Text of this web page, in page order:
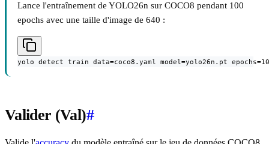
Lance l'entraînement de YOLO26n sur COCO8 pendant 100
epochs avec une taille d'image de 640 :
yolo detect train data=coco8.yaml model=yolo26n.pt
Valider (Val)#